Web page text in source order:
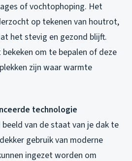
of vochtophoping. Het
op tekenen van houtrot,
het stevig en gezond blijft.
om te bepalen of deze
zijn waar warmte
technologie
van de staat van je dak te
gebruik van moderne
ingezet worden om